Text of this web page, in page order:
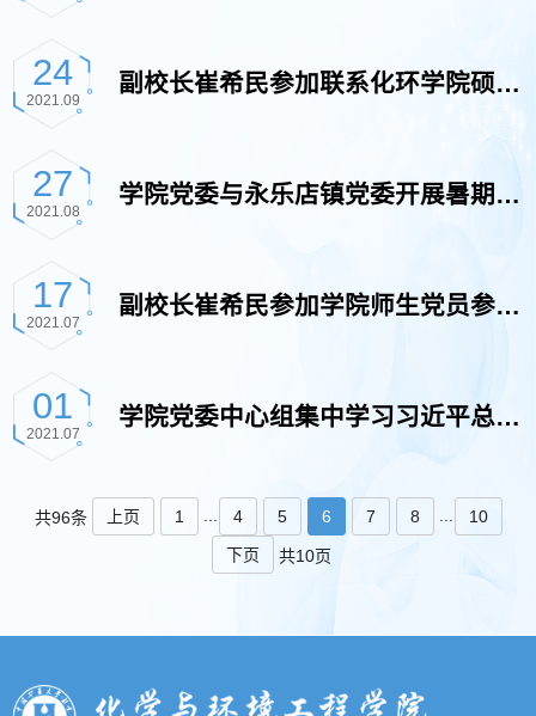
24
2021.09
副校长崔希民参加联系化环学院硕
19-2党支部和绿缘根与芽社团联合共
27
2021.08
学院党委与永乐店镇党委开展暑期实
17
2021.07
副校长崔希民参加学院师生党员参观
01
2021.07
学院党委中心组集中学习习近平总书
记在清华大学110周年校庆考察时的
共96条 上页 1 4 5 6 7 8
10
下页
共10页